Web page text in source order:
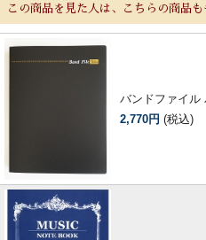
この商品を見た人は、こちらの商品も
バンドファイル
2,770円 (税込)